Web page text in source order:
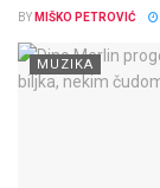
BY MIŠKO PETROVIĆ
MUZIKA